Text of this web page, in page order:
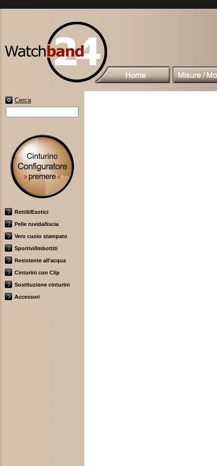
Cerca
Rettili/Esotici
Pelle ruvida/liscia
Vero cuoio stampato
Sportivi/Imbottiti
Resistente all'acqua
Cinturini con Clip
Sostituzione cinturini
Accessori